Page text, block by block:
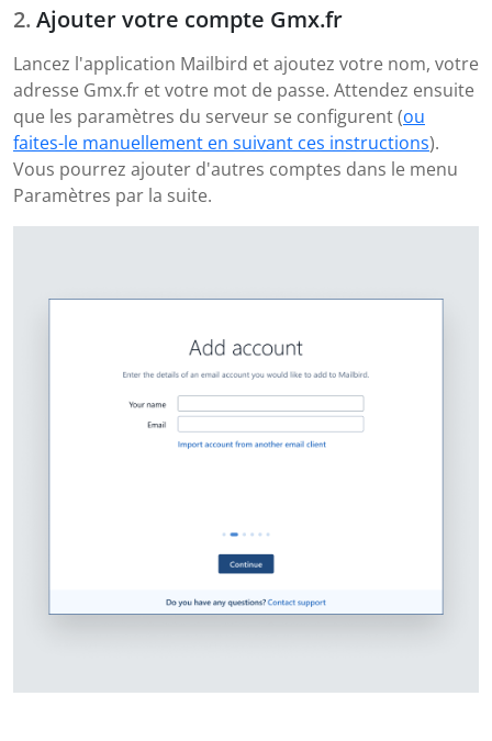
Ajouter votre compte Gmx.fr
Lancez l'application Mailbird et ajoutez votre nom, votre
adresse Gmx.fr et votre mot de passe. Attendez ensuite
que les paramètres du serveur se configurent (ou
faites-le manuellement en suivant ces instructions).
Vous pourrez ajouter d'autres comptes dans le menu
Paramètres par la suite.